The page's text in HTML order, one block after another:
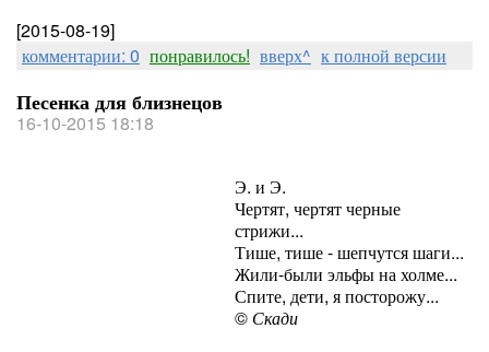
[2015-08-19]
комментарии: 0 понравилось! вверх^ к полной версии
Песенка для близнецов
16-10-2015 18:18
Э. и Э.
Чертят, чертят черные
стрижи...
Тише, тише - шепчутся шаги...
Жили-были эльфы на холме...
Спите, дети, я посторожу...
© Скади